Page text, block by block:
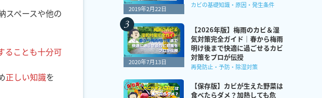
スペースや他の
ることも十分可
正しい知識を
2019年2月22日 カビの基礎知識・原因・発生条件
2020年7月13日
【2026年版】梅雨のカビ＆湿
気対策完全ガイド｜春から梅雨
明け後まで快適に過ごせるカビ
対策をプロが伝授
再発防止・予防・除湿対策
【保存版】カビが生えた野菜は
食べたらダメ？加熱しても危